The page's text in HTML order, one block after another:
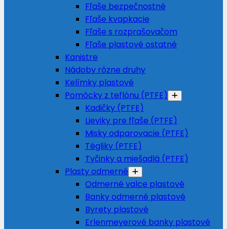
Fľaše bezpečnostné
Fľaše kvapkacie
Fľaše s rozprašovačom
Fľaše plastové ostatné
Kanistre
Nádoby rôzne druhy
Kelímky plastové
Pomôcky z teflónu (PTFE)
Kadičky (PTFE)
Lieviky pre fľaše (PTFE)
Misky odparovacie (PTFE)
Tégliky (PTFE)
Tyčinky a miešadlá (PTFE)
Plasty odmerné
Odmerné valce plastové
Banky odmerné plastové
Byrety plastové
Erlenmeyerové banky plastové